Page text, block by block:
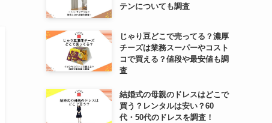
テンについても調査
じゃり豆どこで売ってる？濃厚
チーズは業務スーパーやコスト
コで買える？値段や最安値も調
査
結婚式の母親のドレスはどこで
買う？レンタルは安い？60
代・50代のドレスを調査！